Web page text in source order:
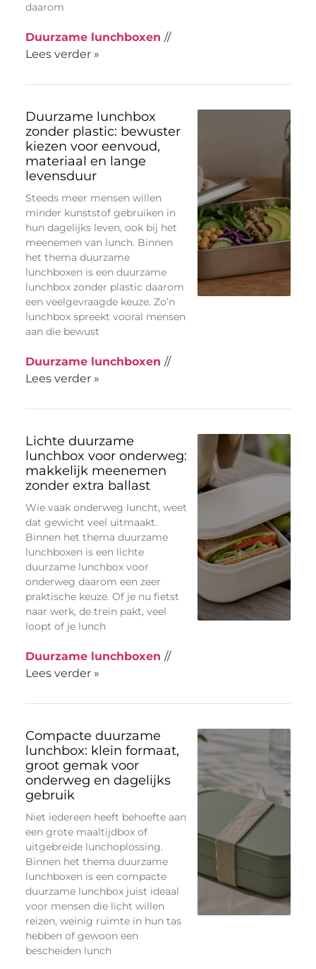
daarom
Duurzame lunchboxen //
Lees verder »
Duurzame lunchbox
zonder plastic: bewuster
kiezen voor eenvoud,
materiaal en lange
levensduur
Steeds meer mensen willen
minder kunststof gebruiken in
hun dagelijks leven, ook bij het
meenemen van lunch. Binnen
het thema duurzame
lunchboxen is een duurzame
lunchbox zonder plastic daarom
een veelgevraagde keuze. Zo’n
lunchbox spreekt vooral mensen
aan die bewust
Duurzame lunchboxen //
Lees verder »
Lichte duurzame
lunchbox voor onderweg:
makkelijk meenemen
zonder extra ballast
Wie vaak onderweg luncht, weet
dat gewicht veel uitmaakt.
Binnen het thema duurzame
lunchboxen is een lichte
duurzame lunchbox voor
onderweg daarom een zeer
praktische keuze. Of je nu fietst
naar werk, de trein pakt, veel
loopt of je lunch
Duurzame lunchboxen //
Lees verder »
Compacte duurzame
lunchbox: klein formaat,
groot gemak voor
onderweg en dagelijks
gebruik
Niet iedereen heeft behoefte aan
een grote maaltijdbox of
uitgebreide lunchoplossing.
Binnen het thema duurzame
lunchboxen is een compacte
duurzame lunchbox juist ideaal
voor mensen die licht willen
reizen, weinig ruimte in hun tas
hebben of gewoon een
bescheiden lunch